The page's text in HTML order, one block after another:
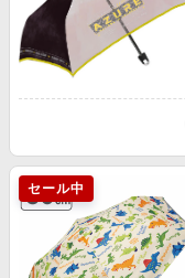
セール中